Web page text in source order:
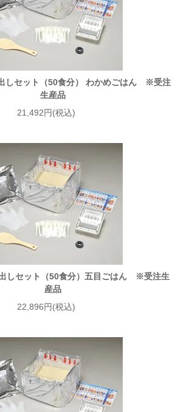
しセット（50食分） わかめごはん ※受注
生産品
21,492円(税込)
しセット（50食分）五目ごはん ※受注生
産品
22,896円(税込)